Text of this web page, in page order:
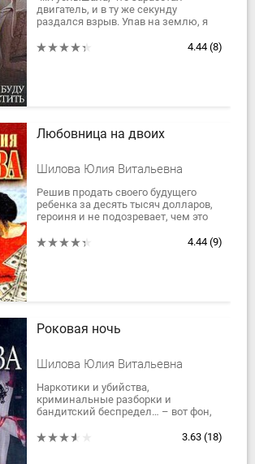
двигатель, и в ту же секунду
раздался взрыв. Упав на землю, я
ушах. Мне не...
4.44 (8)
Любовница на двоих
Шилова Юлия Витальевна
Решив продать своего будущего
ребенка за десять тысяч долларов,
героиня и не подозревает, чем это
материнские чувства заставляют
4.44 (9)
Роковая ночь
Шилова Юлия Витальевна
Наркотики и убийства,
криминальные разборки и
бандитский беспредел… – вот фон,
героиня этого захватывающего3.63 (18)